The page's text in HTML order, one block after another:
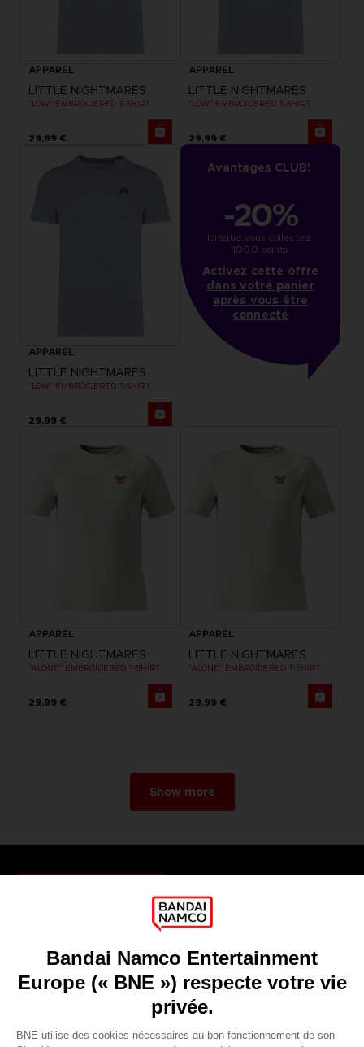
APPAREL
LITTLE NIGHTMARES
"LOW" EMBROIDERED T-SHIRT
29,99 €
APPAREL
LITTLE NIGHTMARES
"LOW" EMBROIDERED T-SHIRT
29,99 €
APPAREL
LITTLE NIGHTMARES
"LOW" EMBROIDERED T-SHIRT
29,99 €
Avantages CLUB!
-20%
lorsque vous collectez
1000 points
Activez cette offre
dans votre panier
après vous être
connecté
APPAREL
LITTLE NIGHTMARES
"ALONE" EMBROIDERED T-SHIRT
29,99 €
APPAREL
LITTLE NIGHTMARES
"ALONE" EMBROIDERED T-SHIRT
29,99 €
Show more
Recruitment
Licensing
DO YOU HAVE A QUESTION?
REGISTER A GAME